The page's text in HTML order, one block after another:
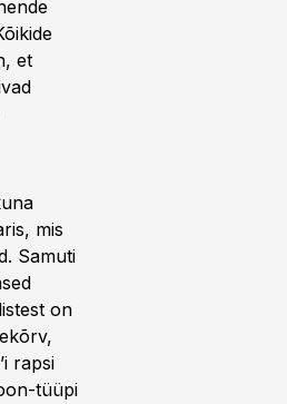
et
mis
Samuti
on
rapsi
tüüpi